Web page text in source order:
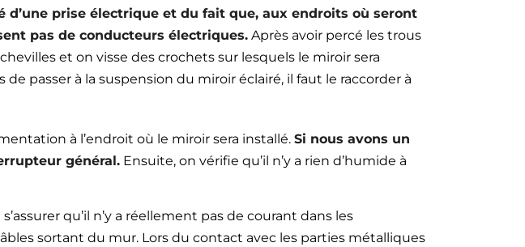
d’une prise électrique et du fait que, aux endroits où seront
pas de conducteurs électriques.Après avoir percé les trous
et on visse des crochets sur lesquels le miroir sera
passer à la suspension du miroir éclairé, il faut le raccorder à
à l’endroit où le miroir sera installé. Si nous avons un
général. Ensuite, on vérifie qu’il n’y a rien d’humide à
qu’il n’y a réellement pas de courant dans les
sortant du mur. Lors du contact avec les parties métalliques